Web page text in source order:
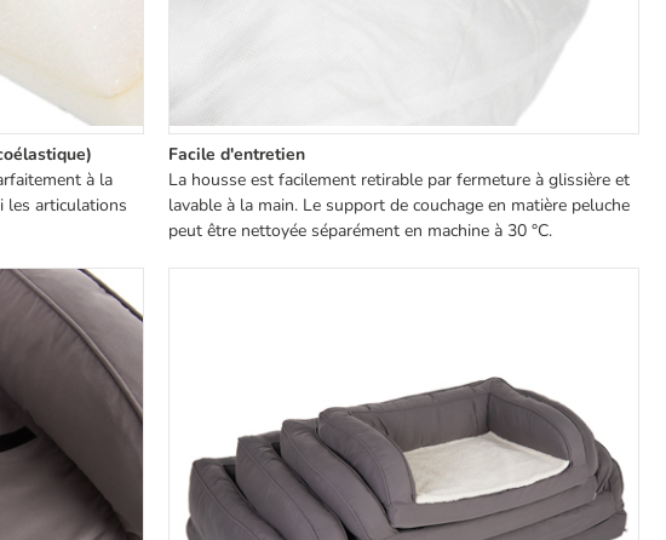
à la
les articulations
Facile d'entretien
La housse est facilement retirable par fermeture à glissière et
lavable à la main. Le support de couchage en matière peluche
peut être nettoyée séparément en machine à 30 °C.